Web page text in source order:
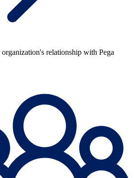
relationship with Pega